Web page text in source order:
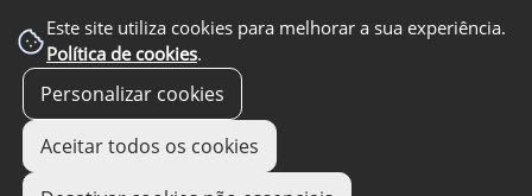
Este site utiliza cookies para melhorar a sua experiência.
Política de cookies.
Personalizar cookies
Aceitar todos os cookies